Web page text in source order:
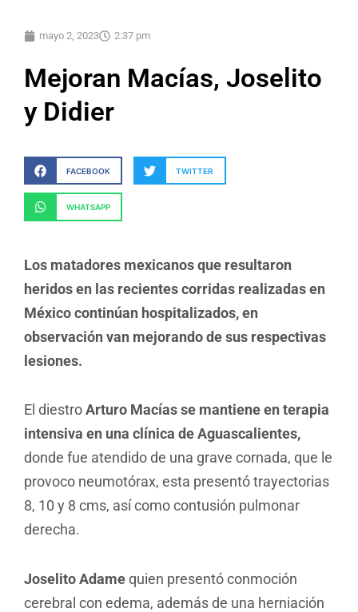
mayo 2, 2023 2:37 pm
Mejoran Macías, Joselito
y Didier
FACEBOOK TWITTER
WHATSAPP
Los matadores mexicanos que resultaron
heridos en las recientes corridas realizadas en
México continúan hospitalizados, en
observación van mejorando de sus respectivas
lesiones.
El diestroArturo Macías se mantiene en terapia
intensiva en una clínica de Aguascalientes,
donde fue atendido de una grave cornada, que le
provoco neumotórax, esta presentó trayectorias
8, 10 y 8 cms, así como contusión pulmonar
derecha.
Joselito Adamequien presentó conmoción
cerebral con edema, además de una herniación